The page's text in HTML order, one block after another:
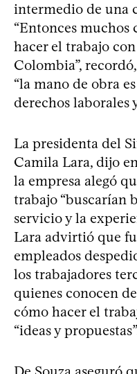
intermedio de una
“Entonces muchos
hacer el trabajo
Colombia”,
“la mano de obra
derechos laborales
La presidenta del
Camila Lara, dijo
la empresa alegó
trabajo “buscarían
servicio y la
Lara advirtió que
empleados
los trabajadores
quienes conocen
cómo hacer el
“ideas y